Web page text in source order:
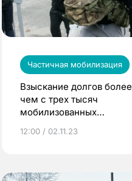
Частичная мобилизация
Взыскание долгов более
чем с трех тысяч
мобилизованных
приставы
12:00 / 02.11.23